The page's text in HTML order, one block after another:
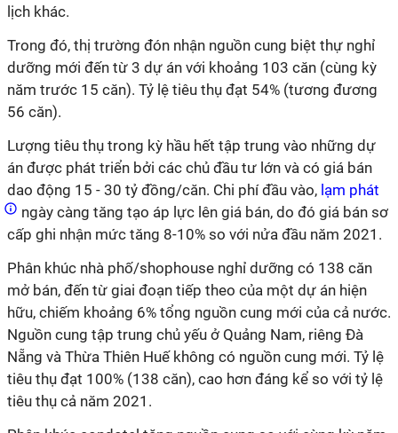
lịch khác.
Trong đó, thị trường đón nhận nguồn cung biệt thự nghỉ
dưỡng mới đến từ 3 dự án với khoảng 103 căn (cùng kỳ
năm trước 15 căn). Tỷ lệ tiêu thụ đạt 54% (tương đương
56 căn).
Lượng tiêu thụ trong kỳ hầu hết tập trung vào những dự
án được phát triển bởi các chủ đầu tư lớn và có giá bán
dao động 15 - 30 tỷ đồng/căn. Chi phí đầu vào, lạm phát
ngày càng tăng tạo áp lực lên giá bán, do đó giá bán sơ
cấp ghi nhận mức tăng 8-10% so với nửa đầu năm 2021.
Phân khúc nhà phố/shophouse nghỉ dưỡng có 138 căn
mở bán, đến từ giai đoạn tiếp theo của một dự án hiện
hữu, chiếm khoảng 6% tổng nguồn cung mới của cả nước.
Nguồn cung tập trung chủ yếu ở Quảng Nam, riêng Đà
Nẵng và Thừa Thiên Huế không có nguồn cung mới. Tỷ lệ
tiêu thụ đạt 100% (138 căn), cao hơn đáng kể so với tỷ lệ
tiêu thụ cả năm 2021.